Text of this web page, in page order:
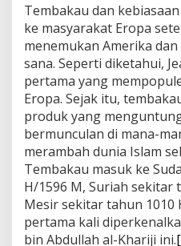
Tembakau dan
ke masyarakat Eropa
menemukan Amerika
sana. Seperti diketahui,
pertama yang
Eropa. Sejak itu,
produk yang
bermunculan di mana-
merambah dunia Islam
Tembakau masuk ke
H/1596 M, Suriah sekitar
Mesir sekitar tahun 1010
pertama kali
bin Abdullah al-Khariji ini.